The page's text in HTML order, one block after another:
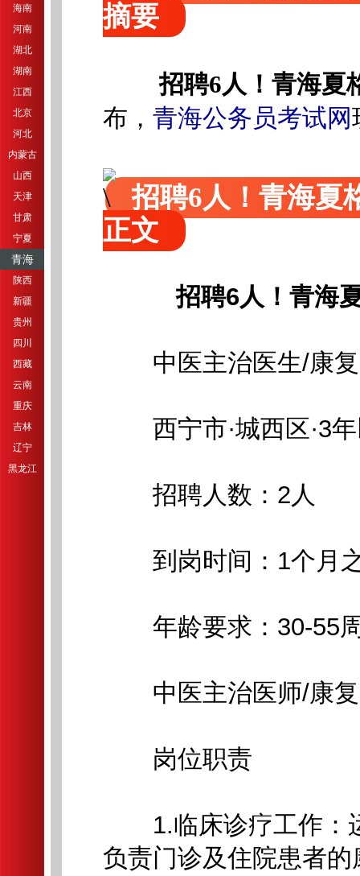
海南
河南
湖北
湖南
江西
北京
河北
内蒙古
山西
天津
甘肃
宁夏
青海
陕西
新疆
贵州
四川
西藏
云南
重庆
吉林
辽宁
黑龙江
摘要
招聘6人！青海夏
布， 青海公务员考试网
招聘6人！青海夏
正文
招聘6人！青海
中医主治医生/康复
西宁市·城西区·3年
招聘人数：2人
到岗时间：1个月
年龄要求：30-55
中医主治医师/康复
岗位职责
1.临床诊疗工作：
负责门诊及住院患者